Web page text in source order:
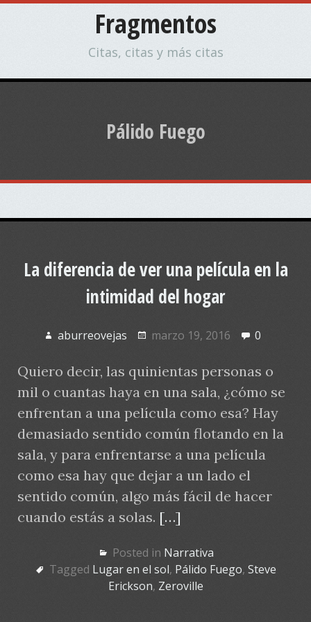
Fragmentos
Citas, citas y más citas
Pálido Fuego
La diferencia de ver una película en la
intimidad del hogar
aburreovejas marzo 19, 2016 0
Quiero decir, las quinientas personas o
mil o cuantas haya en una sala, ¿cómo se
enfrentan a una película como esa? Hay
demasiado sentido común flotando en la
sala, y para enfrentarse a una película
como esa hay que dejar a un lado el
sentido común, algo más fácil de hacer
cuando estás a solas. […]
Posted in Narrativa
Tagged Lugar en el sol, Pálido Fuego, Steve
Erickson, Zeroville